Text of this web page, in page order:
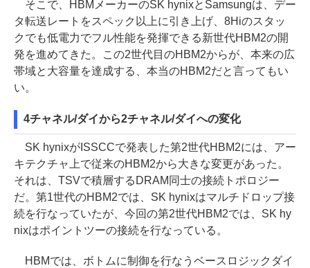
そこで、HBMメーカーのSK hynixとSamsungは、デー
タ転送レートをスペック以上に引き上げ、8Hiのスタッ
クでも低電力でフル性能を発揮できる新世代HBM2の開
発を進めてきた。この2世代目のHBM2からが、本来の広
帯域と大容量を達成する、本当のHBM2だと言ってもい
い。
4チャネル/ダイから2チャネル/ダイへの変化
SK hynixがISSCCで発表した第2世代HBM2には、アー
キテクチャ上で従来のHBM2から大きな変更があった。
それは、TSVで積層するDRAM同士の接続トポロジー
だ。第1世代のHBM2では、SK hynixはマルチドロップ接
続を行なっていたが、今回の第2世代HBM2では、SK hy
nixはポイントツーの接続を行なっている。
HBMでは、ボトムに制御を行なうベースロジックダイ